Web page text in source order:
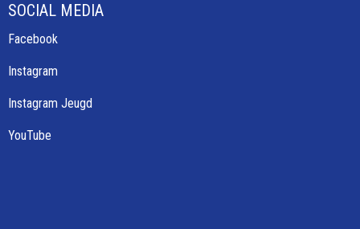
SOCIAL MEDIA
Facebook
Instagram
Instagram Jeugd
YouTube